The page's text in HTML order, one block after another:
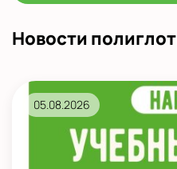
Новости
05.08.2026